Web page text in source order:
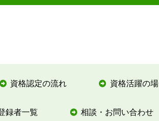
資格認定の流れ 資格活躍の場
録者一覧 相談・お問い合わせ